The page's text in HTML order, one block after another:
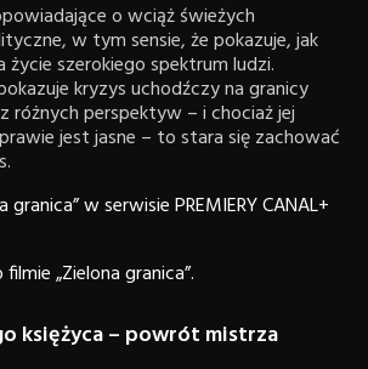
o wciąż świeżych
w tym sensie, że pokazuje, jak
szerokiego spektrum ludzi.
kryzys uchodźczy na granicy
różnych perspektyw – i chociaż jej
jest jasne – to stara się zachować
granica” w serwisie PREMIERY CANAL+
„Zielona granica”.
księżyca – powrót mistrza